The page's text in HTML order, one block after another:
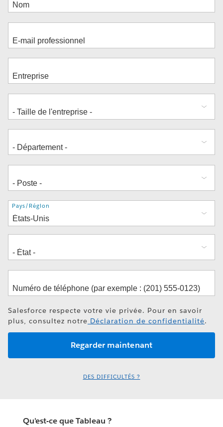
Adresse
Pays/Région
Salesforce respecte votre vie privée. Pour en savoir
plus, consultez notre Déclaration de confidentialité.
DES DIFFICULTÉS ?
Qu'est-ce que Tableau ?